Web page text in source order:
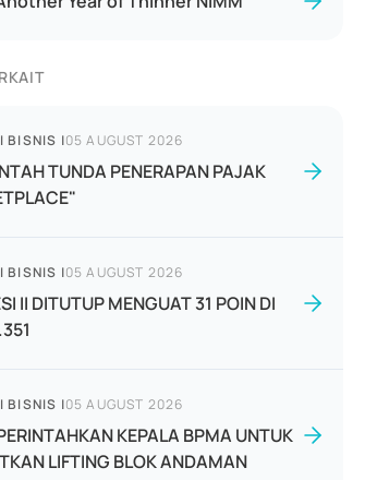
BISNIS |05 AUGUST 2026
TUNDA PENERAPAN PAJAK
BISNIS |05 AUGUST 2026
II DITUTUP MENGUAT 31 POIN DI
BISNIS |05 AUGUST 2026
KEPALA BPMA UNTUK
LIFTING BLOK ANDAMAN